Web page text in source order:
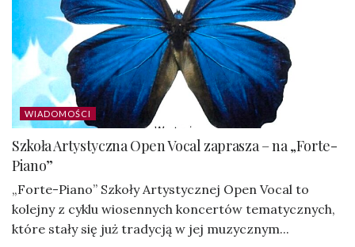
WIADOMOŚCI
Szkoła Artystyczna Open Vocal zaprasza – na „Forte-
Piano”
„Forte-Piano” Szkoły Artystycznej Open Vocal to
kolejny z cyklu wiosennych koncertów tematycznych,
które stały się już tradycją w jej muzycznym...